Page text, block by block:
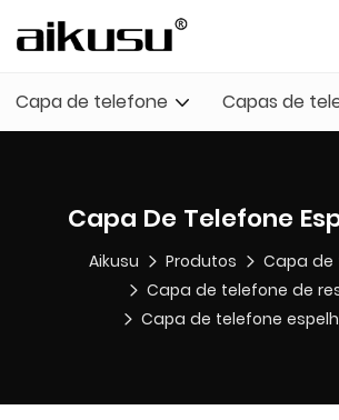
Capa de telefone Capas de
Capa De Telefone
Aikusu Produtos
Capa de
Capa de telefone de
Capa de telefone